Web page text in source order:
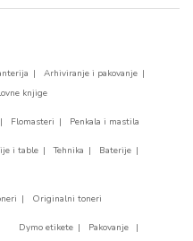
Arhiviranje i pakovanje
knjige
Flomasteri Penkala i mastila
i table Tehnika
Baterije
Originalni toneri
Dymo etikete
Pakovanje